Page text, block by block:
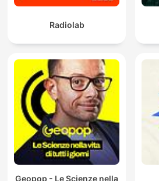
Radiolab
Geopop - Le Scienze nella